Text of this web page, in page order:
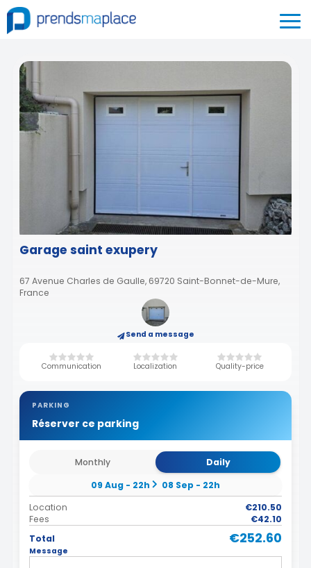
Garage saint exupery
67 Avenue Charles de Gaulle, 69720 Saint-Bonnet-de-Mure,
France
Send a message
Communication Localization Quality-price
PARKING
Réserver ce parking
Monthly
Daily
09 Aug - 22h
08 Sep - 22h
Location
€210.50
Fees
€42.10
Total
€252.60
Message